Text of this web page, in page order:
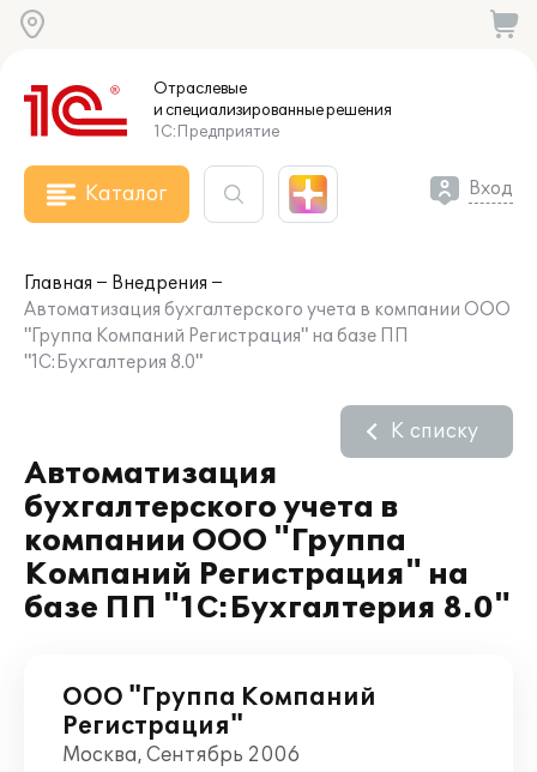
Отраслевые
и специализированныерешения
1С:Предприятие
Каталог Вход
Главная
Внедрения
Автоматизация бухгалтерского учета в компании ООО
"Группа Компаний Регистрация" на базе ПП
"1С:Бухгалтерия 8.0"
Автоматизация
бухгалтерского учета в
компании ООО "Группа
Компаний Регистрация" на
базе ПП "1С:Бухгалтерия 8.0"
К списку
ООО "Группа Компаний
Регистрация"
Москва, Сентябрь 2006